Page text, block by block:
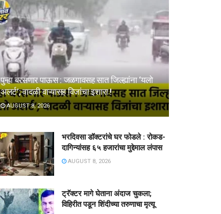
पुन्हा बरसणार पाऊस : जळगावसह सात जिल्ह्यांना ‘यलो
अलर्ट’; वादळी वाऱ्यासह विजांचा इशारा !
AUGUST 8, 2026
भरदिवसा डॉक्टरांचे घर फोडले : रोकड-
दागिन्यांसह ६५ हजारांचा मुद्देमाल लंपास
AUGUST 8, 2026
ट्रॅक्टर मागे घेताना अंदाज चुकला;
विहिरीत पडून शिंदीच्या तरुणाचा मृत्यू